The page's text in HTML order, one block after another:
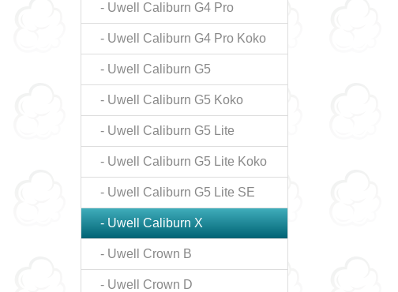
- Uwell Caliburn G4 Pro
- Uwell Caliburn G4 Pro Koko
- Uwell Caliburn G5
- Uwell Caliburn G5 Koko
- Uwell Caliburn G5 Lite
- Uwell Caliburn G5 Lite Koko
- Uwell Caliburn G5 Lite SE
- Uwell Caliburn X
- Uwell Crown B
- Uwell Crown D